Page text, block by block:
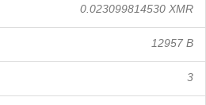
0.023099814530 XMR
12957 B
3